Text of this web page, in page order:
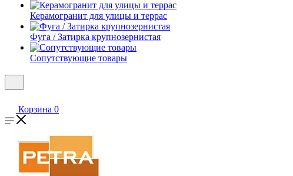
Керамогранит для улицы и террас
Фуга / Затирка крупнозернистая
Сопутствующие товары
Корзина 0